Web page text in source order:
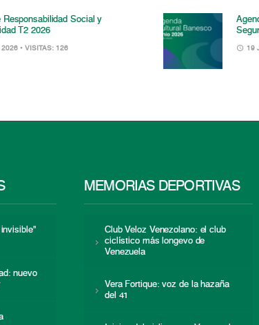
Responsabilidad Social y
T2 2026
2026 • VISITAS: 126 19
nuevo
MEMORIAS DEPORTIVAS
Club Veloz Venezolano: el club
ciclístico más longevo de
Venezuela
Vera Fortique: voz de la hazaña
del 41